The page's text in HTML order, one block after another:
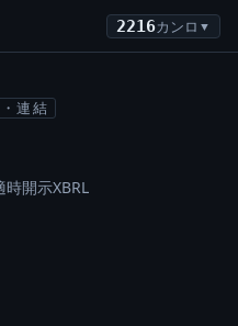
2216カンロ ▼
連結
開示XBRL